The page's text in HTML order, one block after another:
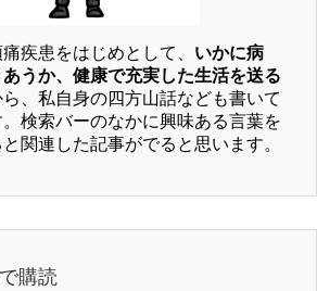
疾患をはじめとして、 いかに病
あうか、健康で充実した生活を送る
、私自身の四方山話なども書いて
検索バーのなかに興味ある言葉を
関連した記事がでると思います。
購読